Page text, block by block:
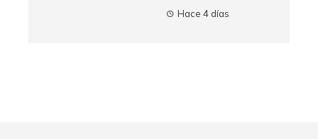
Hace 4 días